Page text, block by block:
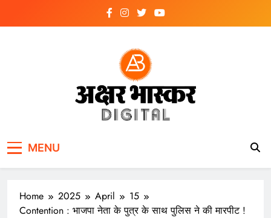
MENU
Home 2025 April
15
Contention : भाजपा नेता के पुत्र के साथ पुलिस ने की मारपीट !